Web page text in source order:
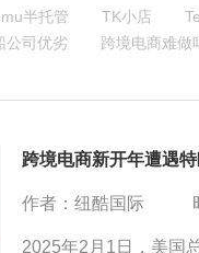
转型，重塑全球电商
半托管 TK小店
公司优劣 跨境电商难做
跨境电商新开年遭遇
作者：纽酷国际
2025年2月1日，美国